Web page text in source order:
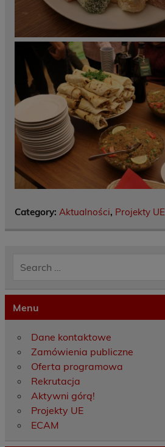
Category: Aktualności, Projekty UE
Menu
Dane kontaktowe
Zamówienia publiczne
Oferta programowa
Rekrutacja
Aktywni górą!
Projekty UE
ECAM